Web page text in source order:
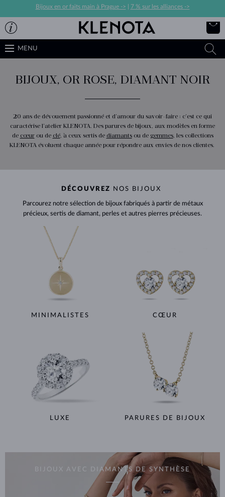
Bijoux en or faits main à Prague -> 7 % sur les alliances ->
MENU
BIJOUX, OR ROSE, DIAMANT NOIR
20 ans de dévouement passionné et d’amour du savoir-faire : c’est ce qui
caractérise l’atelier KLENOTA. Des parures de bijoux, aux modèles en forme
de cœurou de clé, à ceux sertis de diamantsou de gemmes, les collections
KLENOTA évoluent chaque année pour répondre aux envies de nos clientes.
DÉCOUVREZ NOS BIJOUX
Parcourez notre sélection de bijoux fabriqués à partir de métaux
précieux, sertis de diamant, perles et autres pierres précieuses.
MINIMALISTES CŒUR
LUXE PARURES DE BIJOUX
BIJOUX AVEC DIAMANTS DE SYNTHÈSE